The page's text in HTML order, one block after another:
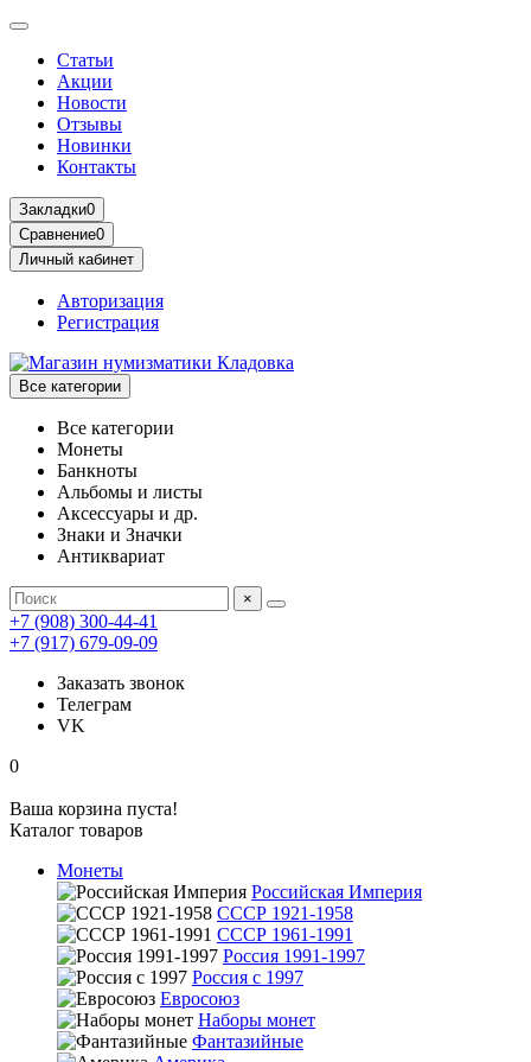
Статьи
Акции
Новости
Отзывы
Новинки
Контакты
Закладки0
Сравнение0
Личный кабинет
Авторизация
Регистрация
Все категории
Все категории
Монеты
Банкноты
Альбомы и листы
Аксессуары и др.
Знаки и Значки
Антиквариат
×
+7 (908) 300-44-41
+7 (917) 679-09-09
Заказать звонок
Телеграм
VK
0
Ваша корзина пуста!
Каталог товаров
Монеты
Российская Империя
СССР 1921-1958
СССР 1961-1991
Россия 1991-1997
Россия с 1997
Евросоюз
Наборы монет
Фантазийные